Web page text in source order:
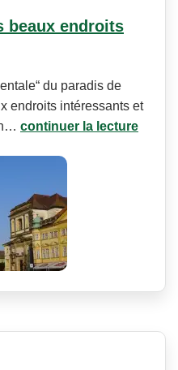
beaux endroits
du paradis de
endroits intéressants et
continuer la lecture